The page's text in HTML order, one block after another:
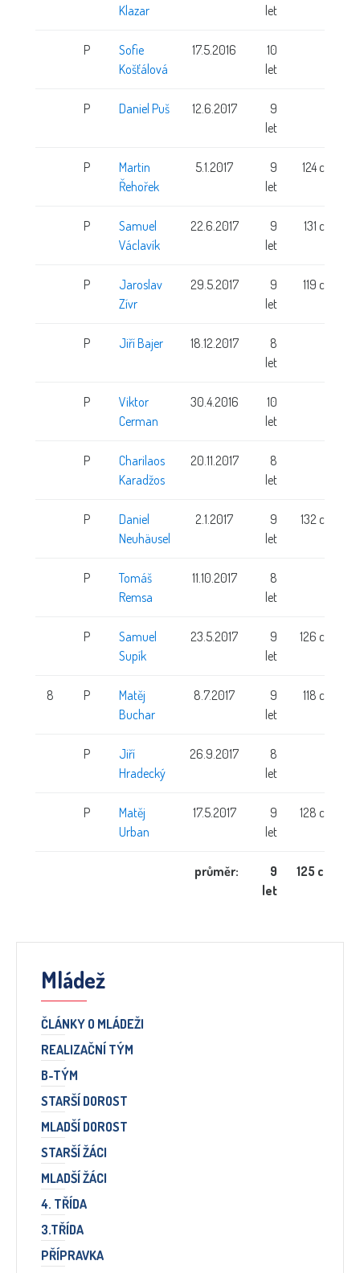
Klazar
let
P
Sofie
Košťálová
17.5.2016
10
let
P Daniel Puš 12.6.2017
9
let
P
Martin
Řehořek
5.1.2017
9
let
124 cm
P
Samuel
Václavík
22.6.2017
9
let
131 cm
P
Jaroslav
Zívr
29.5.2017
9
let
119 cm
P Jiří Bajer 18.12.2017
8
let
P
Viktor
Cerman
30.4.2016
10
let
P
Charilaos
Karadžos
20.11.2017
8
let
P
Daniel
Neuhäusel
2.1.2017
9
let
132 cm
P
Tomáš
Remsa
11.10.2017
8
let
P
Samuel
Supík
23.5.2017
9
let
126 cm
8 P
Matěj
Buchar
8.7.2017
9
let
118 cm
P
Jiří
Hradecký
26.9.2017
8
let
P
Matěj
Urban
17.5.2017
9
let
128 cm
průměr:
9
let
125 cm
Mládež
ČLÁNKY O MLÁDEŽI
REALIZAČNÍ TÝM
B-TÝM
STARŠÍ DOROST
MLADŠÍ DOROST
STARŠÍ ŽÁCI
MLADŠÍ ŽÁCI
4. TŘÍDA
3.TŘÍDA
PŘÍPRAVKA